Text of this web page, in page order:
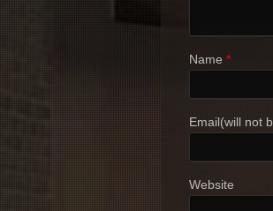
Name *
Email(will not
Website